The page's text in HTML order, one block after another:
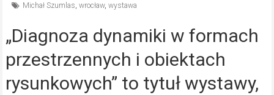
Michał Szumlas wrocław, wystawa
„Diagnoza dynamiki w formach
przestrzennych i obiektach
rysunkowych” to tytuł wystawy,